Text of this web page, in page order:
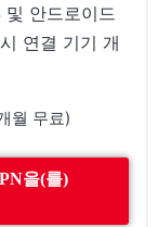
안드로이드
연결 기기 개
월 무료)
을(를)